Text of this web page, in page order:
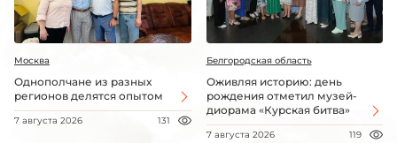
Москва
Однополчане из разных
регионов делятся опытом
7 августа 2026 131
Белгородская область
Оживляя историю: день
рождения отметил музей-
диорама «Курская битва»
7 августа 2026 119